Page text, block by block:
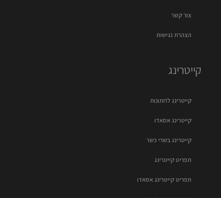
קייטרינג
קייטרינג לחתונות
קייטרינג אסאדו
קייטרינג בשרי כשר
תפריט קייטרינג
תפריט קייטרינג אסאדו
צור קשר
הצהרת נגישות